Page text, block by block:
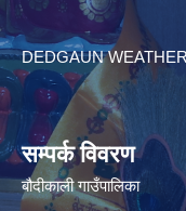
DEDGAUN WEATHER
सम्पर्क विवरण
बौदीकाली गाउँपालिका